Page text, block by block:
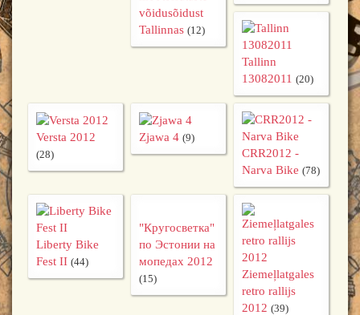
võidusõidust
Tallinnas (12)
Tallinn
13082011 (20)
Versta 2012
(28)
Zjawa 4 (9)
CRR2012 -
Narva Bike (78)
Liberty Bike
Fest II (44)
"Кругосветка"
по Эстонии на
мопедах 2012
(15)
Ziemeļlatgales
retro rallijs
2012 (39)